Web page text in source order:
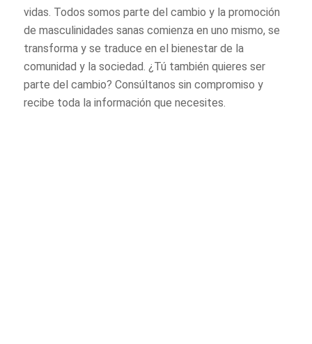
vidas. Todos somos parte del cambio y la promoción
de masculinidades sanas comienza en uno mismo, se
transforma y se traduce en el bienestar de la
comunidad y la sociedad. ¿Tú también quieres ser
parte del cambio? Consúltanos sin compromiso y
recibe toda la información que necesites.